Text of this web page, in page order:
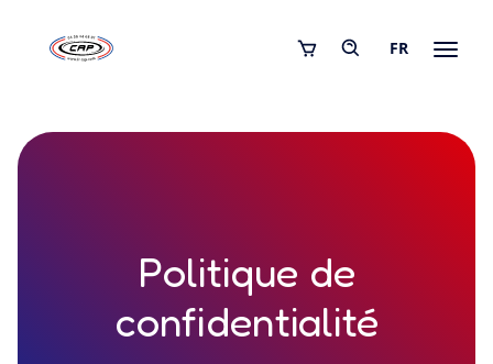
FR
Politique de
confidentialité